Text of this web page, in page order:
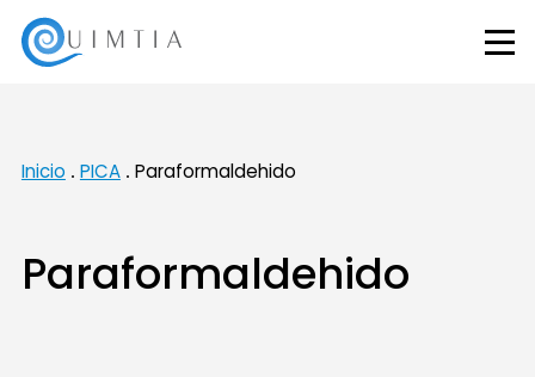
Inicio PICA Paraformaldehido
Paraformaldehido